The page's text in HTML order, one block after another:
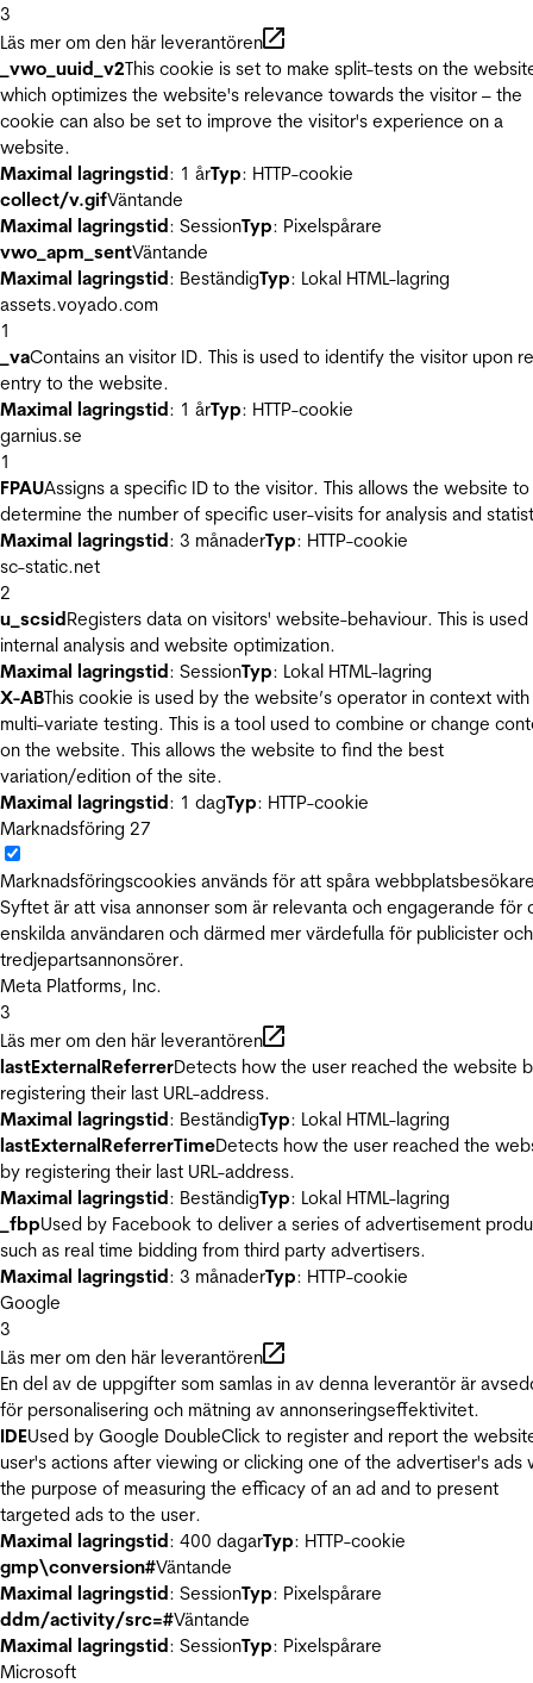
3
Läs mer om den här leverantören
_vwo_uuid_v2This cookie is set to make split-tests on the
which optimizes the website's relevance towards the visitor – the
cookie can also be set to improve the visitor's experience on a
website.
Maximal lagringstid: 1 årTyp: HTTP-cookie
collect/v.gifVäntande
Maximal lagringstid: SessionTyp: Pixelspårare
vwo_apm_sentVäntande
Maximal lagringstid: BeständigTyp: Lokal HTML-lagring
assets.voyado.com
1
_vaContains an visitor ID. This is used to identify the visitor upon
entry to the website.
Maximal lagringstid: 1 årTyp: HTTP-cookie
garnius.se
1
FPAUAssigns a specific ID to the visitor. This allows the website to
determine the number of specific user-visits for analysis and
Maximal lagringstid: 3 månaderTyp: HTTP-cookie
sc-static.net
2
u_scsidRegisters data on visitors' website-behaviour. This is
internal analysis and website optimization.
Maximal lagringstid: SessionTyp: Lokal HTML-lagring
X-ABThis cookie is used by the website’s operator in context with
multi-variate testing. This is a tool used to combine or change
on the website. This allows the website to find the best
variation/edition of the site.
Maximal lagringstid: 1 dagTyp: HTTP-cookie
Marknadsföring 27
Marknadsföringscookies används för att spåra
Syftet är att visa annonser som är relevanta och engagerande för
enskilda användaren och därmed mer värdefulla för publicister och
tredjepartsannonsörer.
Meta Platforms, Inc.
3
Läs mer om den här leverantören
lastExternalReferrerDetects how the user reached the website
registering their last URL-address.
Maximal lagringstid: BeständigTyp: Lokal HTML-lagring
lastExternalReferrerTimeDetects how the user reached the
by registering their last URL-address.
Maximal lagringstid: BeständigTyp: Lokal HTML-lagring
_fbpUsed by Facebook to deliver a series of advertisement
such as real time bidding from third party advertisers.
Maximal lagringstid: 3 månaderTyp: HTTP-cookie
Google
3
Läs mer om den här leverantören
En del av de uppgifter som samlas in av denna leverantör är
för personalisering och mätning av annonseringseffektivitet.
IDEUsed by Google DoubleClick to register and report the
user's actions after viewing or clicking one of the advertiser's ads
the purpose of measuring the efficacy of an ad and to present
targeted ads to the user.
Maximal lagringstid: 400 dagarTyp: HTTP-cookie
gmp\conversion#Väntande
Maximal lagringstid: SessionTyp: Pixelspårare
ddm/activity/src=#Väntande
Maximal lagringstid: SessionTyp: Pixelspårare
Microsoft